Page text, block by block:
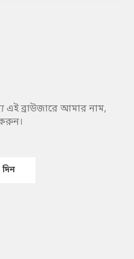
এই ব্রাউজারে আমার নাম,